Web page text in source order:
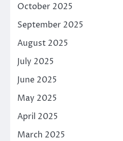
October 2025
September 2025
August 2025
July 2025
June 2025
May 2025
April 2025
March 2025